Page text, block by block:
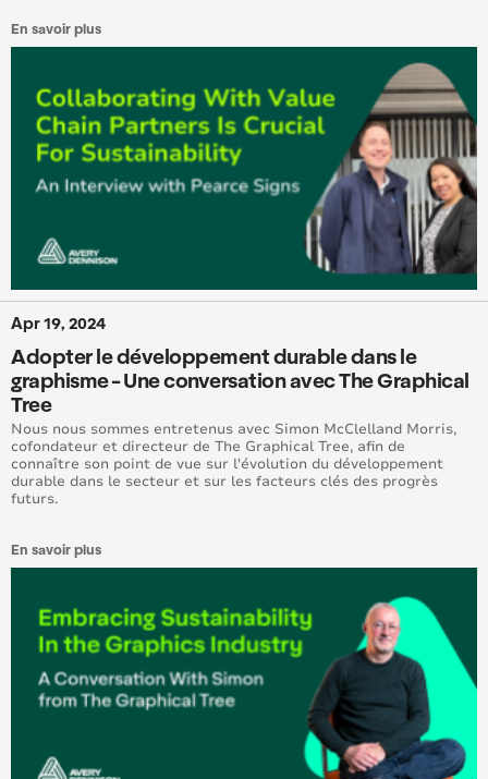
En savoir plus
Apr 19, 2024
Adopter le développement durable dans le
graphisme - Une conversation avec The Graphical
Tree
Nous nous sommes entretenus avec Simon McClelland Morris,
cofondateur et directeur de The Graphical Tree, afin de
connaître son point de vue sur l'évolution du développement
durable dans le secteur et sur les facteurs clés des progrès
futurs.
En savoir plus